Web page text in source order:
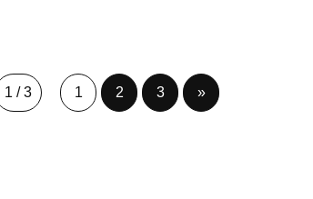
1 / 3 1 2 3 »